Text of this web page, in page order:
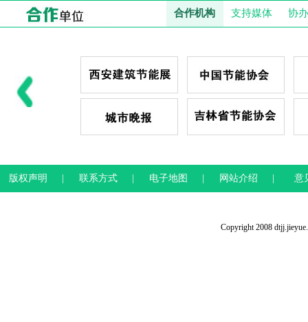
合作机构 支持媒体 协
版权声明 联系方式 电子地图 网站介绍 意
Copyright 2008